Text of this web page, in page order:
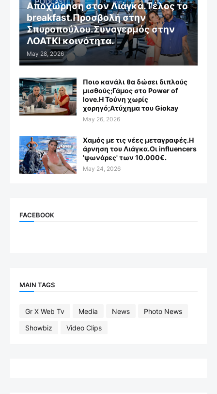
Αποχώρηση στον Λιάγκα.Τέλος το
breakfast.Προσβολή στην
Σπυροπούλου.Συναγερμός στην
ΛΟΑΤΚΙ κοινότητα.
May 28, 2026
Ποιο κανάλι θα δώσει διπλούς
μισθούς;Γάμος στο Power of
love.Η Τούνη χωρίς
χορηγό;Aτύχημα του Giokay
May 26, 2026
Χαμός με τις νέες μεταγραφές.Η
άρνηση του Λιάγκα.Οι influencers
'ψωνάρες' των 10.000€.
May 24, 2026
FACEBOOK
MAIN TAGS
Gr X Web Tv Media News
Photo News
Showbiz
Video Clips